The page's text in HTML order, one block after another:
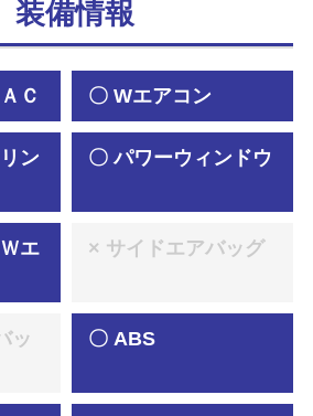
装備情報
Ｃ 〇 Wエアコン
ン
〇 パワーウィンドウ
エ
× サイドエアバッグ
ッ
〇 ABS